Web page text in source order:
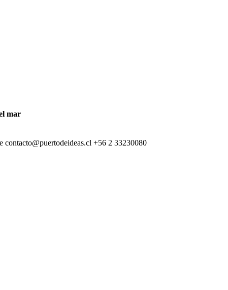
mar
contacto@puertodeideas.cl +56 2 33230080